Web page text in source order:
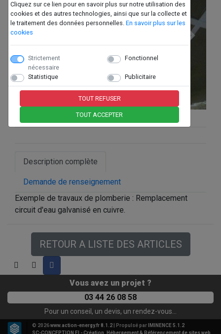
Cliquez sur ce lien pour en savoir plus sur notre utilisation des
cookies et des autres technologies, ainsi que sur la collecte et
le traitement des données personnelles. En savoir plus sur les
cookies
Strictement
nécessaire
Fonctionnel
Statistique Publicitaire
TOUT REFUSER
TOUT ACCEPTER
Next
Description complète
Demande de renseignement
Exemple de travaux de plomberie : Remplacement
circuit d'eau galvanisé en cuivre.
RETOUR A LISTE DES ARTICLES
Vous avez un projet ?
03 44 26 08 58
Pour un conseil, un devis, un rendez-vous...
© 2026www.action-energy.fr 8.1.2 | Propulsé par
IMINENCE 5.1.2
SC-CONCEPTION EI - Création, Hébergement & Référencement de sites web